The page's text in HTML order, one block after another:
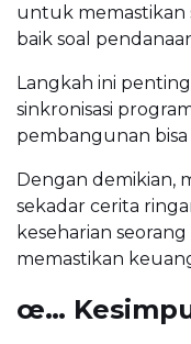
untuk memastikan
baik soal
Langkah ini
sinkronisasi
pembangunan
Dengan demikian,
sekadar cerita
keseharian
memastikan
œ…